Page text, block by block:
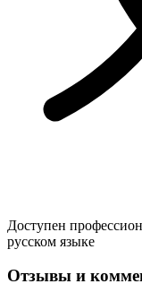
Доступен
русском языке
Отзывы и